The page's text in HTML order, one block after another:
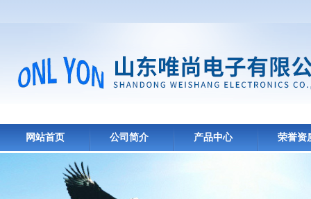
网站首页 公司简介 产品中心 荣誉资